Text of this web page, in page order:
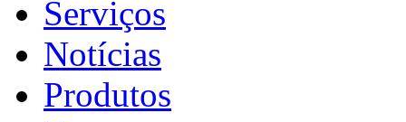
Serviços
Notícias
Produtos